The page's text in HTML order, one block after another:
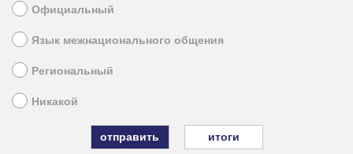
Официальный
Язык межнационального общения
Региональный
Никакой
итоги